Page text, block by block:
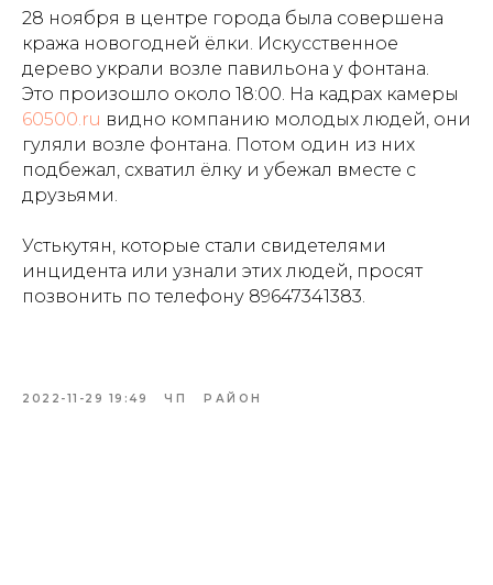
28 ноября в центре города была совершена
кража новогодней ёлки. Искусственное
дерево украли возле павильона у фонтана.
Это произошло около 18:00. На кадрах камеры
60500.ru видно компанию молодых людей, они
гуляли возле фонтана. Потом один из них
подбежал, схватил ёлку и убежал вместе с
друзьями.
Устькутян, которые стали свидетелями
инцидента или узнали этих людей, просят
позвонить по телефону 89647341383.
2022-11-29 19:49 ЧП РАЙОН